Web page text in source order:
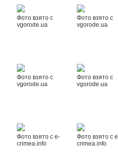
Фото взято с
vgorode.ua
Фото взято с
vgorode.ua
Фото взято с
vgorode.ua
Фото взято с
vgorode.ua
Фото взято с e-
crimea.info
Фото взято с
crimea.info